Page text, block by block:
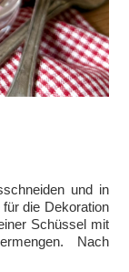
und in
die Dekoration
Schüssel mit
Nach